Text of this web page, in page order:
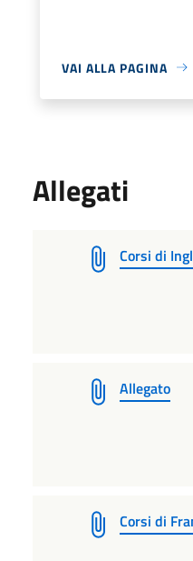
VAI ALLA PAGINA
Allegati
Corsi di
Allegato
Corsi di